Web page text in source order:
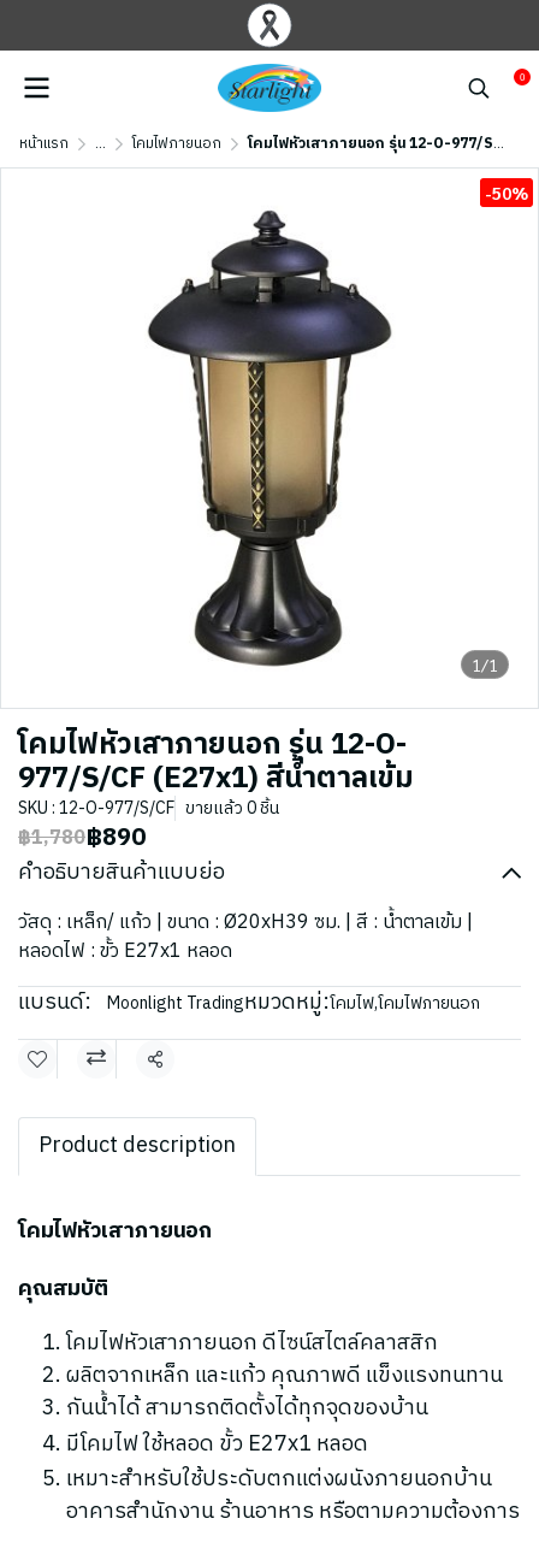
0
หน้าแรก ... โคมไฟภายนอก โคมไฟหัวเสาภายนอก รุ่น 12-O-977/S/CF (E27x1) สีน้ำตาลเข้ม
1/1
-50%
โคมไฟหัวเสาภายนอก รุ่น 12-O-
977/S/CF (E27x1) สีน้ำตาลเข้ม
SKU : 12-O-977/S/CF ขายแล้ว 0 ชิ้น
฿1,780฿890
คำอธิบายสินค้าแบบย่อ
วัสดุ : เหล็ก/ แก้ว | ขนาด : Ø20xH39 ซม. | สี : น้ำตาลเข้ม |
หลอดไฟ : ขั้ว E27x1 หลอด
แบรนด์: Moonlight Tradingหมวดหมู่:โคมไฟ,โคมไฟภายนอก
แชร์
Product description
โคมไฟหัวเสาภายนอก
คุณสมบัติ
โคมไฟหัวเสาภายนอก ดีไซน์สไตล์คลาสสิก
ผลิตจากเหล็ก และแก้ว คุณภาพดี แข็งแรงทนทาน
กันน้ำได้ สามารถติดตั้งได้ทุกจุดของบ้าน
มีโคมไฟ ใช้หลอด ขั้ว E27x1 หลอด
เหมาะสำหรับใช้ประดับตกแต่งผนังภายนอกบ้าน
อาคารสำนักงาน ร้านอาหาร หรือตามความต้องการ